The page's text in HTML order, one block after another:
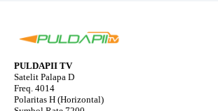
PULDAPII TV
Satelit Palapa D
Freq. 4014
Polaritas H (Horizontal)